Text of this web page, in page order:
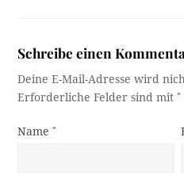
Schreibe einen
Deine E-Mail-Adresse wird
Erforderliche Felder sind mit*
Name*